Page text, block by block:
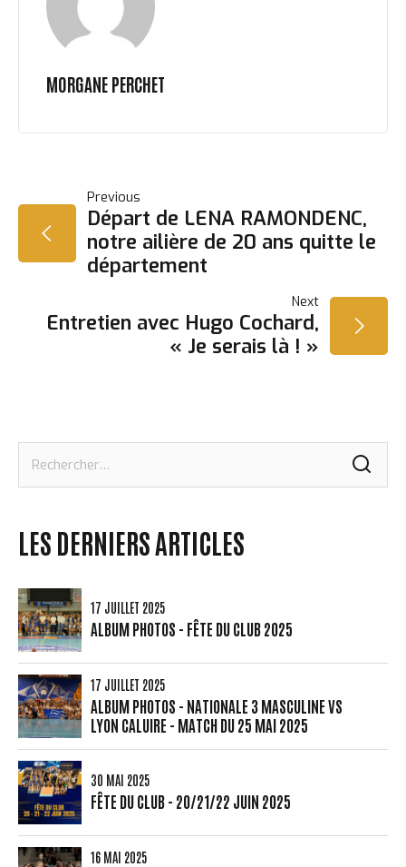
MORGANE PERCHET
NAVIGATION
DE
L’ARTICLE
Previous
Départ de LENA RAMONDENC,
notre ailière de 20 ans quitte le
département
Next
Entretien avec Hugo Cochard,
« Je serais là ! »
LES DERNIERS ARTICLES
17 JUILLET 2025
ALBUM PHOTOS - FÊTE DU CLUB 2025
17 JUILLET 2025
ALBUM PHOTOS - NATIONALE 3 MASCULINE VS
LYON CALUIRE - MATCH DU 25 MAI 2025
30 MAI 2025
FÊTE DU CLUB - 20/21/22 JUIN 2025
16 MAI 2025